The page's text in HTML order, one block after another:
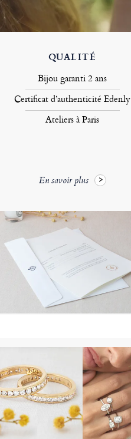
QUALITÉ
Bijou garanti 2 ans
Certificat d’authenticité Edenly
Ateliers à Paris
En savoir plus